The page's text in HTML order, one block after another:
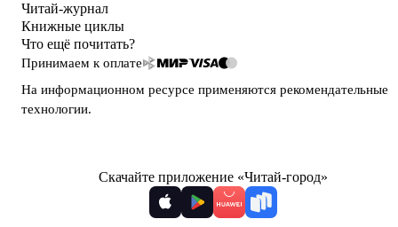
Читай-журнал
Книжные циклы
Что ещё почитать?
Принимаем к оплате
На информационном ресурсе применяются рекомендательные
технологии.
Скачайте приложение «Читай-город»